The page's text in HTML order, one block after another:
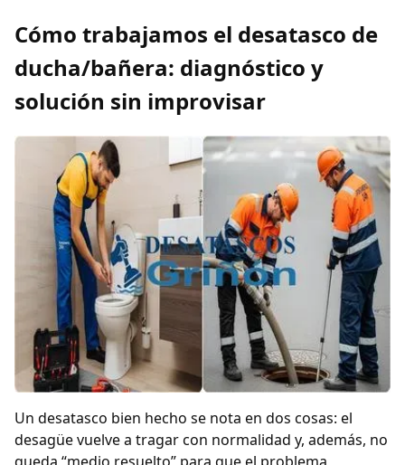
Cómo trabajamos el desatasco de
ducha/bañera: diagnóstico y
solución sin improvisar
Un desatasco bien hecho se nota en dos cosas: el
desagüe vuelve a tragar con normalidad y, además, no